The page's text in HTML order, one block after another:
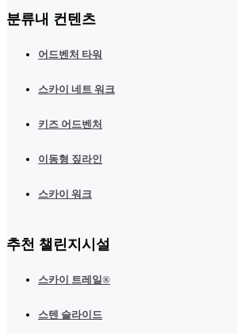
분류내 컨텐츠
어드벤처 타워
스카이 네트 워크
키즈 어드벤처
이동형 짚라인
스카이 워크
추천 챌린지시설
스카이 트레일®
스텐 슬라이드